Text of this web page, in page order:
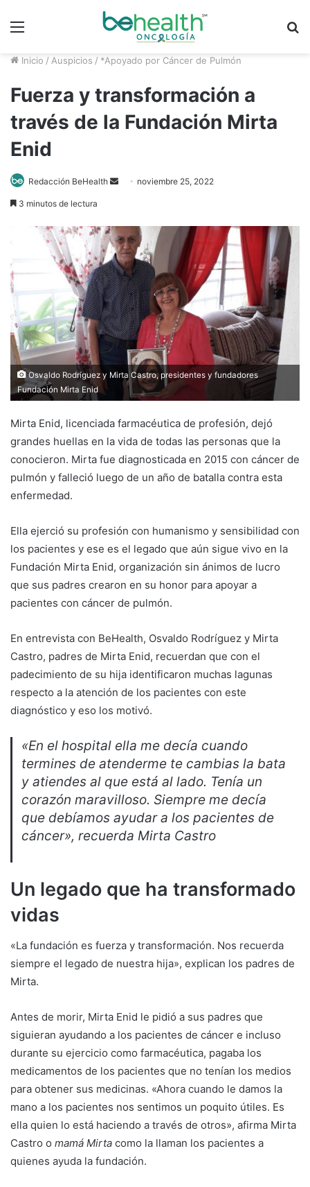
Menú
Inicio / Auspicios / *Apoyado por Cáncer de Pulmón
Fuerza y transformación a
través de la Fundación Mirta
Enid
Redacción BeHealth
Send noviembre 25, 2022
3 minutos de lectura
Osvaldo Rodríguez y Mirta Castro, presidentes y fundadores
Fundación Mirta Enid
Mirta Enid, licenciada farmacéutica de profesión, dejó
grandes huellas en la vida de todas las personas que la
conocieron. Mirta fue diagnosticada en 2015 con cáncer de
pulmón y falleció luego de un año de batalla contra esta
enfermedad.
Ella ejerció su profesión con humanismo y sensibilidad con
los pacientes y ese es el legado que aún sigue vivo en la
Fundación Mirta Enid, organización sin ánimos de lucro
que sus padres crearon en su honor para apoyar a
pacientes con cáncer de pulmón.
En entrevista con BeHealth, Osvaldo Rodríguez y Mirta
Castro, padres de Mirta Enid, recuerdan que con el
padecimiento de su hija identificaron muchas lagunas
respecto a la atención de los pacientes con este
diagnóstico y eso los motivó.
«En el hospital ella me decía cuando
termines de atenderme te cambias la bata
y atiendes al que está al lado. Tenía un
corazón maravilloso. Siempre me decía
que debíamos ayudar a los pacientes de
cáncer», recuerda Mirta Castro
Un legado que ha transformado
vidas
«La fundación es fuerza y transformación. Nos recuerda
siempre el legado de nuestra hija», explican los padres de
Mirta.
Antes de morir, Mirta Enid le pidió a sus padres que
siguieran ayudando a los pacientes de cáncer e incluso
durante su ejercicio como farmacéutica, pagaba los
medicamentos de los pacientes que no tenían los medios
para obtener sus medicinas. «Ahora cuando le damos la
mano a los pacientes nos sentimos un poquito útiles. Es
ella quien lo está haciendo a través de otros», afirma Mirta
Castro o mamá Mirta como la llaman los pacientes a
quienes ayuda la fundación.